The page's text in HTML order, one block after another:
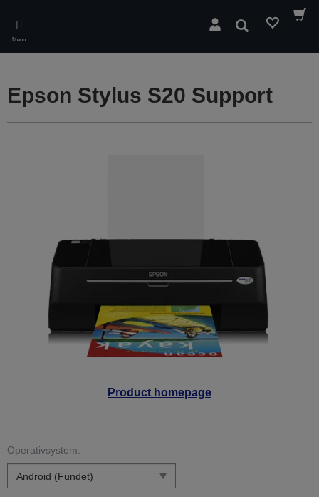
main
content
Menu
Søg
Product homepage
Epson Stylus S20 Support
Operativsystem: